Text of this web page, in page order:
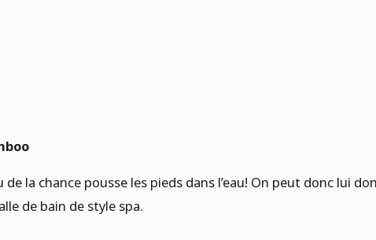
de la chance pousse les pieds dans l’eau! On peut donc lui
de bain de style spa.